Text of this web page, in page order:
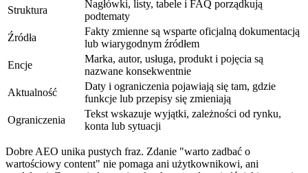
Struktura
Nagłówki, listy, tabele i FAQ porządkują
podtematy
Źródła
Fakty zmienne są wsparte oficjalną dokumentacją
lub wiarygodnym źródłem
Encje
Marka, autor, usługa, produkt i pojęcia są
nazwane konsekwentnie
Aktualność
Daty i ograniczenia pojawiają się tam, gdzie
funkcje lub przepisy się zmieniają
Ograniczenia
Tekst wskazuje wyjątki, zależności od rynku,
konta lub sytuacji
Dobre AEO unika pustych fraz. Zdanie "warto zadbać o
wartościowy content" nie pomaga ani użytkownikowi, ani